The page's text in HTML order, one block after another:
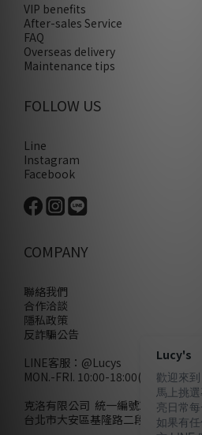
VIP benefits
After-sales Service
FAQ
Overseas delivery
Maintenance tips
FOLLOW US
Line
Instagram
Facebook
COMPANY
聯絡我們
合作洽談
隱私政策
反詐騙公告
LINE客服： @Lucys
MON.-FRI. 10:00-18:00(不含例假日)
克洛有限公司 統一編號28858320
台北市大安區基隆路二段110號10樓
Lucy's
歡迎來到
馬上挑
亮日常
如果有